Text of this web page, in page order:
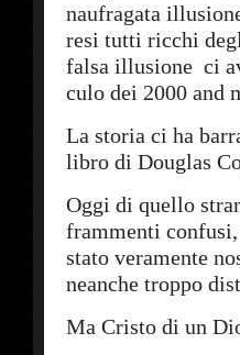
naufragata
resi tutti ricchi
falsa illusione ci
culo dei 2000 and
La storia ci ha
libro di Douglas
Oggi di quello
frammenti
stato veramente
neanche troppo
Ma Cristo di un